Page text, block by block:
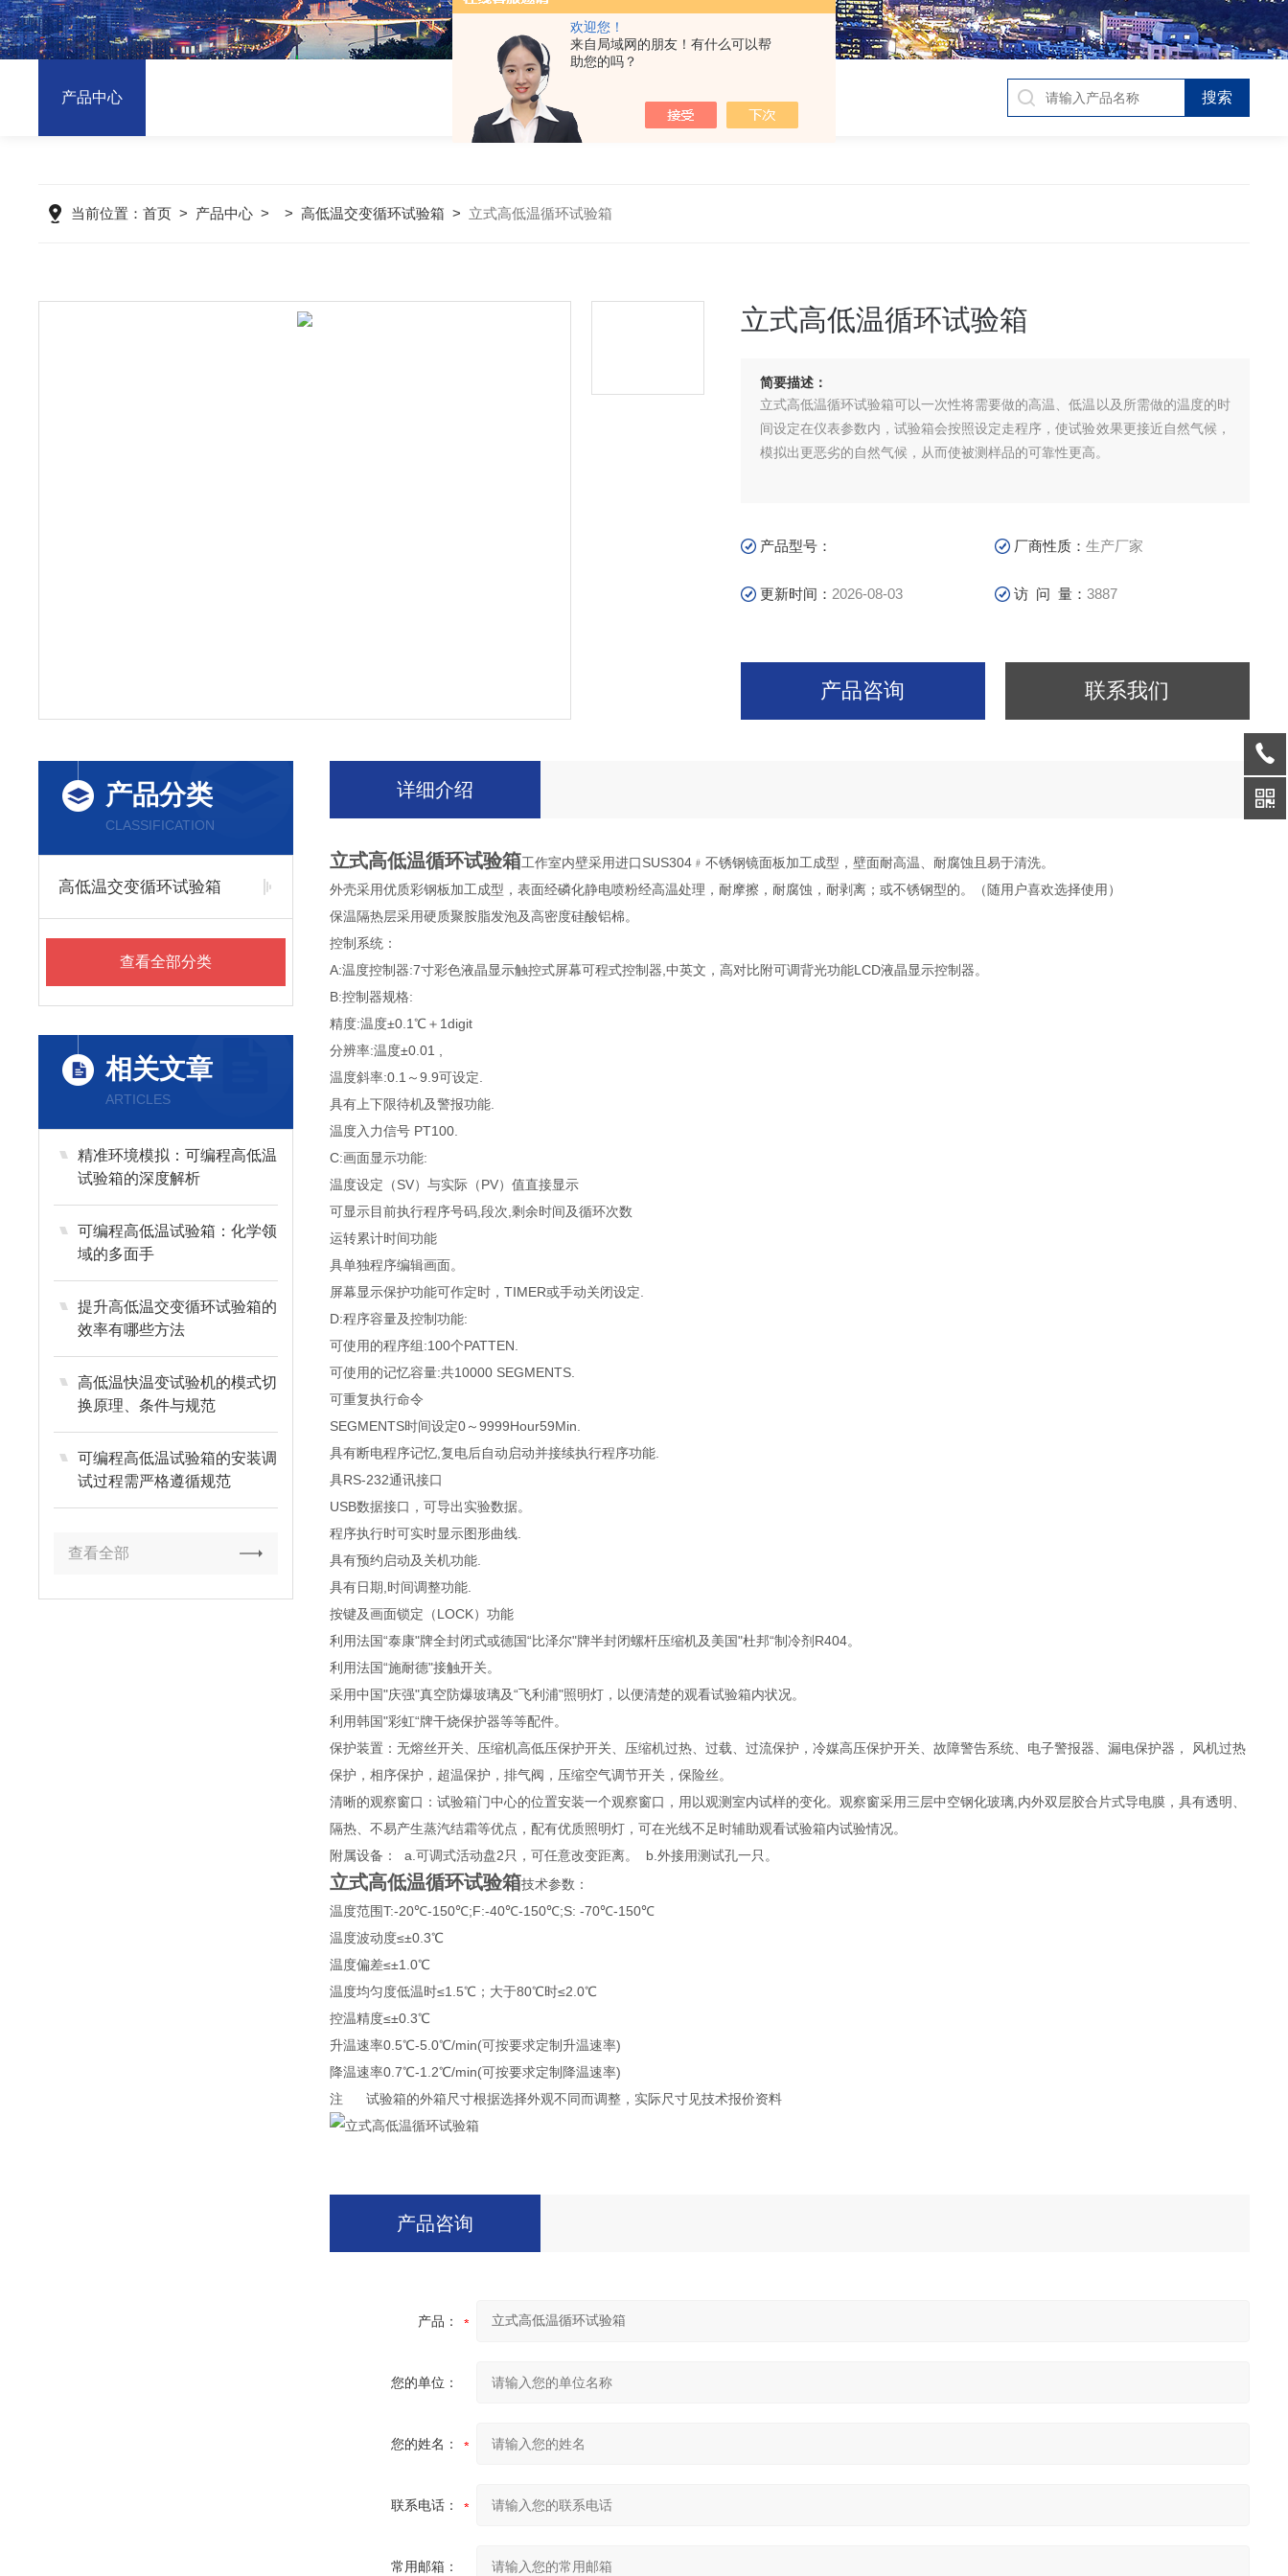
欢迎您！
来自局域网的朋友！有什么可以帮
助您的吗？
产品中心
当前位置：首页 > 产品中心 > >高低温交变循环试验箱 > 立式高低温循环试验箱
立式高低温循环试验箱
简要描述：
立式高低温循环试验箱可以一次性将需要做的高温、低温以及所需做的温度的时
间设定在仪表参数内，试验箱会按照设定走程序，使试验效果更接近自然气候，
模拟出更恶劣的自然气候，从而使被测样品的可靠性更高。
产品型号： 厂商性质：生产厂家
更新时间： 2026-08-03 访 问 量：3887
产品咨询 联系我们
产品分类
CLASSIFICATION
高低温交变循环试验箱
查看全部分类
相关文章
ARTICLES
精准环境模拟：可编程高低温
试验箱的深度解析
可编程高低温试验箱：化学领
域的多面手
提升高低温交变循环试验箱的
效率有哪些方法
高低温快温变试验机的模式切
换原理、条件与规范
可编程高低温试验箱的安装调
试过程需严格遵循规范
查看全部
详细介绍
立式高低温循环试验箱工作室内壁采用进口SUS304﹟不锈钢镜面板加工成型，壁面耐高温、耐腐蚀且易于清洗。
外壳采用优质彩钢板加工成型，表面经磷化静电喷粉经高温处理，耐摩擦，耐腐蚀，耐剥离；或不锈钢型的。（随用户喜欢选择使用）
保温隔热层采用硬质聚胺脂发泡及高密度硅酸铝棉。
控制系统：
A:温度控制器:7寸彩色液晶显示触控式屏幕可程式控制器,中英文，高对比附可调背光功能LCD液晶显示控制器。
B:控制器规格:
精度:温度±0.1℃＋1digit
分辨率:温度±0.01 ,
温度斜率:0.1～9.9可设定.
具有上下限待机及警报功能.
温度入力信号 PT100.
C:画面显示功能:
温度设定（SV）与实际（PV）值直接显示
可显示目前执行程序号码,段次,剩余时间及循环次数
运转累计时间功能
具单独程序编辑画面。
屏幕显示保护功能可作定时，TIMER或手动关闭设定.
D:程序容量及控制功能:
可使用的程序组:100个PATTEN.
可使用的记忆容量:共10000 SEGMENTS.
可重复执行命令
SEGMENTS时间设定0～9999Hour59Min.
具有断电程序记忆,复电后自动启动并接续执行程序功能.
具RS-232通讯接口
USB数据接口，可导出实验数据。
程序执行时可实时显示图形曲线.
具有预约启动及关机功能.
具有日期,时间调整功能.
按键及画面锁定（LOCK）功能
利用法国“泰康"牌全封闭式或德国“比泽尔"牌半封闭螺杆压缩机及美国"杜邦“制冷剂R404。
利用法国“施耐德"接触开关。
采用中国"庆强"真空防爆玻璃及“飞利浦"照明灯，以便清楚的观看试验箱内状况。
利用韩国"彩虹“牌干烧保护器等等配件。
保护装置：无熔丝开关、压缩机高低压保护开关、压缩机过热、过载、过流保护，冷媒高压保护开关、故障警告系统、电子警报器、漏电保护器， 风机过热
保护，相序保护，超温保护，排气阀，压缩空气调节开关，保险丝。
清晰的观察窗口：试验箱门中心的位置安装一个观察窗口，用以观测室内试样的变化。观察窗采用三层中空钢化玻璃,内外双层胶合片式导电膜，具有透明、
隔热、不易产生蒸汽结霜等优点，配有优质照明灯，可在光线不足时辅助观看试验箱内试验情况。
附属设备： a.可调式活动盘2只，可任意改变距离。 b.外接用测试孔一只。
立式高低温循环试验箱技术参数：
温度范围T:-20℃-150℃;F:-40℃-150℃;S: -70℃-150℃
温度波动度≤±0.3℃
温度偏差≤±1.0℃
温度均匀度低温时≤1.5℃；大于80℃时≤2.0℃
控温精度≤±0.3℃
升温速率0.5℃-5.0℃/min(可按要求定制升温速率)
降温速率0.7℃-1.2℃/min(可按要求定制降温速率)
注 试验箱的外箱尺寸根据选择外观不同而调整，实际尺寸见技术报价资料
产品咨询
产品：
您的单位：
您的姓名：
联系电话：
常用邮箱：